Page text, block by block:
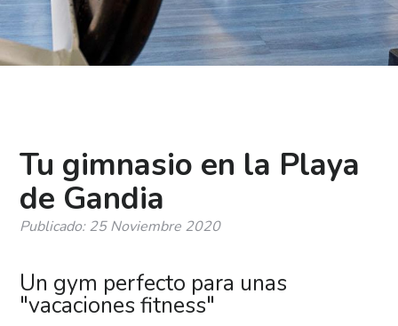
Tu gimnasio en la Playa
de Gandia
Un gym perfecto para unas
"vacaciones fitness"
Publicado: 25 Noviembre 2020